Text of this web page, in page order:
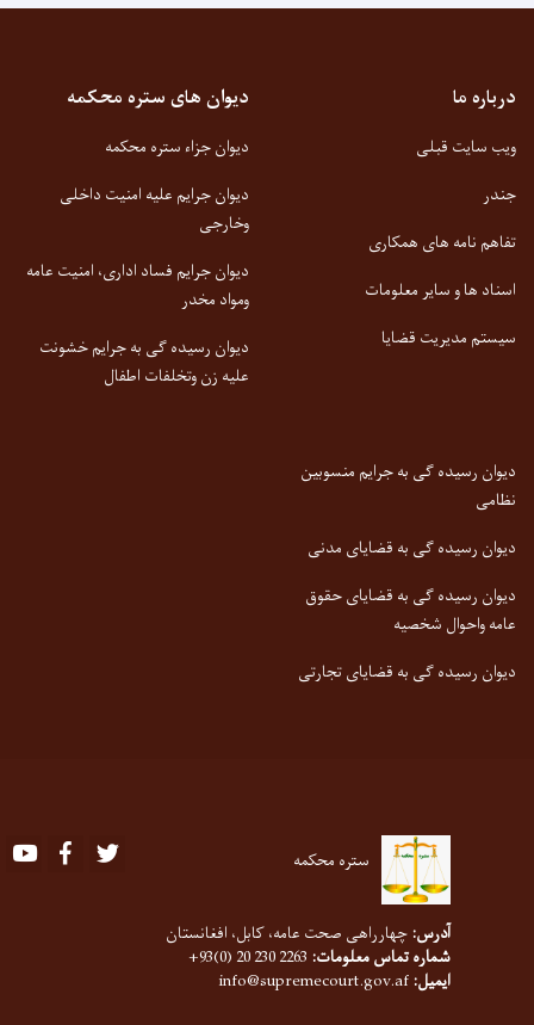
درباره ما
ویب سایت قبلی
جندر
تفاهم نامه های همکاری
اسناد ها و سایر معلومات
سیستم مدیریت قضایا
دیوان های ستره محکمه
دیوان جزاء ستره محکمه
دیوان جرایم علیه امنیت داخلی
وخارجی
دیوان جرایم فساد اداری، امنیت عامه
ومواد مخدر
دیوان رسیده گی به جرایم خشونت
علیه زن وتخلفات اطفال
دیوان رسیده گی به جرایم منسوبین
نظامی
دیوان رسیده گی به قضایای مدنی
دیوان رسیده گی به قضایای حقوق
عامه واحوال شخصیه
دیوان رسیده گی به قضایای تجارتی
ستره محکمه Youtube Facebook
آدرس: چهارراهی صحت عامه، کابل، افغانستان
شماره تماس معلومات:
ایمیل: